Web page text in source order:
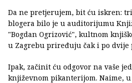
Da ne pretjerujem, bit ću iskren:
blogera bilo je u auditorijumu
"Bogdan Ogrizović", kultnom
u Zagrebu priređuju čak i po dvije
Ipak, začinit ću odgovor na vaše
književnom pikanterijom. Naime,